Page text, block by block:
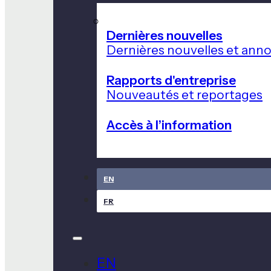
Dernières nouvelles
Dernières nouvelles et
Rapports d'entreprise
Nouveautés et reportages
Accès à l’information
EN
FR
EN